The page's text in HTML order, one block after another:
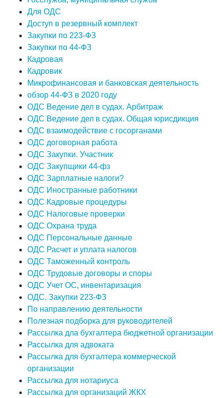
Для ОДС
Доступ в резервный комплект
Закупки по 223-ФЗ
Закупки по 44-ФЗ
Кадровая
Кадровик
Микрофинансовая и банковская деятельность
обзор 44-ФЗ в 2020 году
ОДС Ведение дел в судах. Арбитраж
ОДС Ведение дел в судах. Общая юрисдикция
ОДС взаимодействие с госорганами
ОДС договорная работа
ОДС Закупки. Участник
ОДС Закупщики 44-фз
ОДС Зарплатные налоги?
ОДС Иностранные работники
ОДС Кадровые процедуры
ОДС Налоговые проверки
ОДС Охрана труда
ОДС Персональные данные
ОДС Расчет и уплата налогов
ОДС Таможенный контроль
ОДС Трудовые договоры и споры
ОДС Учет ОС, инвентаризация
ОДС. Закупки 223-ФЗ
По направлению деятельности
Полезная подборка для руководителей
Рассылка дла бухгалтера бюджетной организации
Рассылка для адвоката
Рассылка для бухгалтера коммерческой
организации
Рассылка для нотариуса
Рассылка для организаций ЖКХ